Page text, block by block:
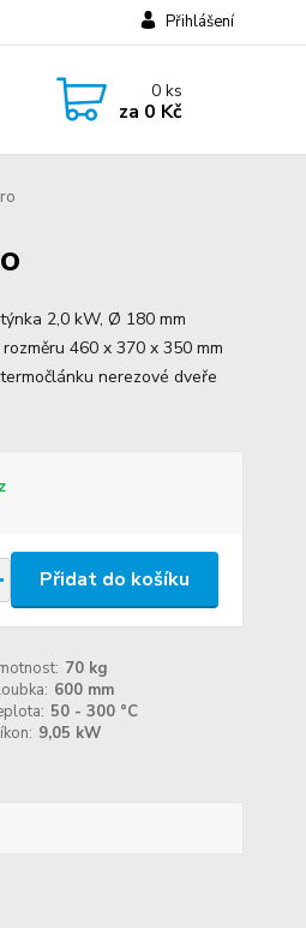
Přihlášení
0ks
za 0 Kč
2,0 kW, Ø 180 mm
460 x 370 x 350 mm
nerezové dveře
Přidat do košíku
70 kg
600 mm
50 - 300 °C
9,05 kW